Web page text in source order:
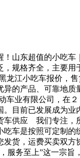
山东超值的小吃车
格齐全，主要用
江小吃车报价，售
产品、可靠地质
业有限公司，在２
目前已发展成为业
供应 我们专注，
是按照可定制的
货，运费买卖双方
务至上”这一宗旨